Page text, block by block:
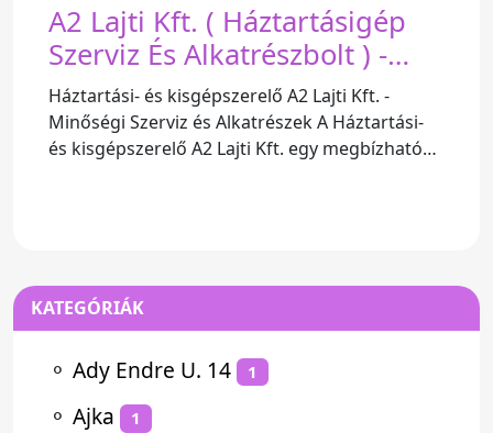
A2 Lajti Kft. ( Háztartásigép
Szerviz És Alkatrészbolt ) -
Tavasz U. 2
Háztartási- és kisgépszerelő A2 Lajti Kft. -
Minőségi Szerviz és Alkatrészek A Háztartási-
és kisgépszerelő A2 Lajti Kft. egy megbízható
KATEGÓRIÁK
⚬ Ady Endre U. 14 1
⚬ Ajka 1